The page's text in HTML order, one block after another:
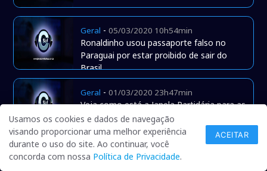
Geral -05/03/2020 10h54min
Ronaldinho usou passaporte falso no
Paraguai por estar proibido de sair do
Brasil
Geral -01/03/2020 23h47min
Veja como está a Janela Partidária para as
eleições deste ano
Polícia-25/02/2020 17h50min
Usamos os cookies e dados de navegação
visando proporcionar uma melhor experiência
durante o uso do site. Ao continuar, você
concorda com nossa Política de Privacidade.
ACEITAR